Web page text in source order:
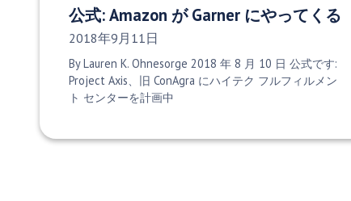
公式: Amazon が Garner にやってくる
発行日:
2018年9月11日
By Lauren K. Ohnesorge 2018 年 8 月 10 日 公式です:
Project Axis、旧 ConAgra にハイテク フルフィルメン
ト センターを計画中